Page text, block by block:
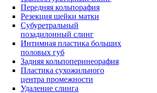
Передняя кольпорафия
Резекция шейки матки
Субуретральный
позадилонный слинг
Интимная пластика больших
половых губ
Задняя кольпоперинеорафия
Пластика сухожильного
центра промежности
Удаление слинга